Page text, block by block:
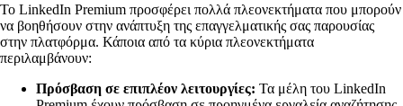
Το LinkedIn Premium προσφέρει πολλά πλεονεκτήματα που μπορούν
να βοηθήσουν στην ανάπτυξη της επαγγελματικής σας παρουσίας
στην πλατφόρμα. Κάποια από τα κύρια πλεονεκτήματα
περιλαμβάνουν:
Πρόσβαση σε επιπλέον λειτουργίες: Τα μέλη του LinkedIn